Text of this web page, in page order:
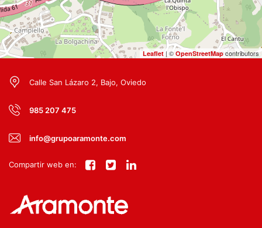
Leaflet | © OpenStreetMapcontributors
Calle San Lázaro 2, Bajo, Oviedo
985 207 475
info@grupoaramonte.com
Compartir web en: